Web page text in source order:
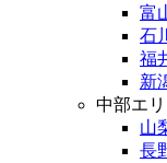
富
石
福
新
中部エ
山
長